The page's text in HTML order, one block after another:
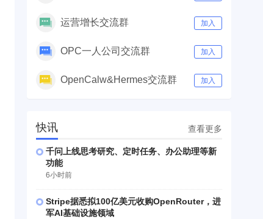
运营增长交流群 加入
OPC一人公司交流群 加入
OpenCalw&Hermes交流群 加入
快讯 查看更多
千问上线思考研究、定时任务、办公助理等新
功能
6小时前
Stripe据悉拟100亿美元收购OpenRouter，进
军AI基础设施领域